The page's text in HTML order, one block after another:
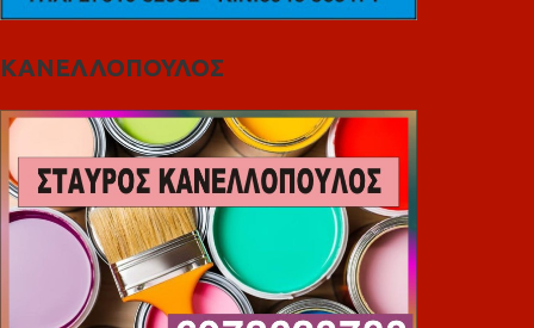
ΚΑΝΕΛΛΟΠΟΥΛΟΣ